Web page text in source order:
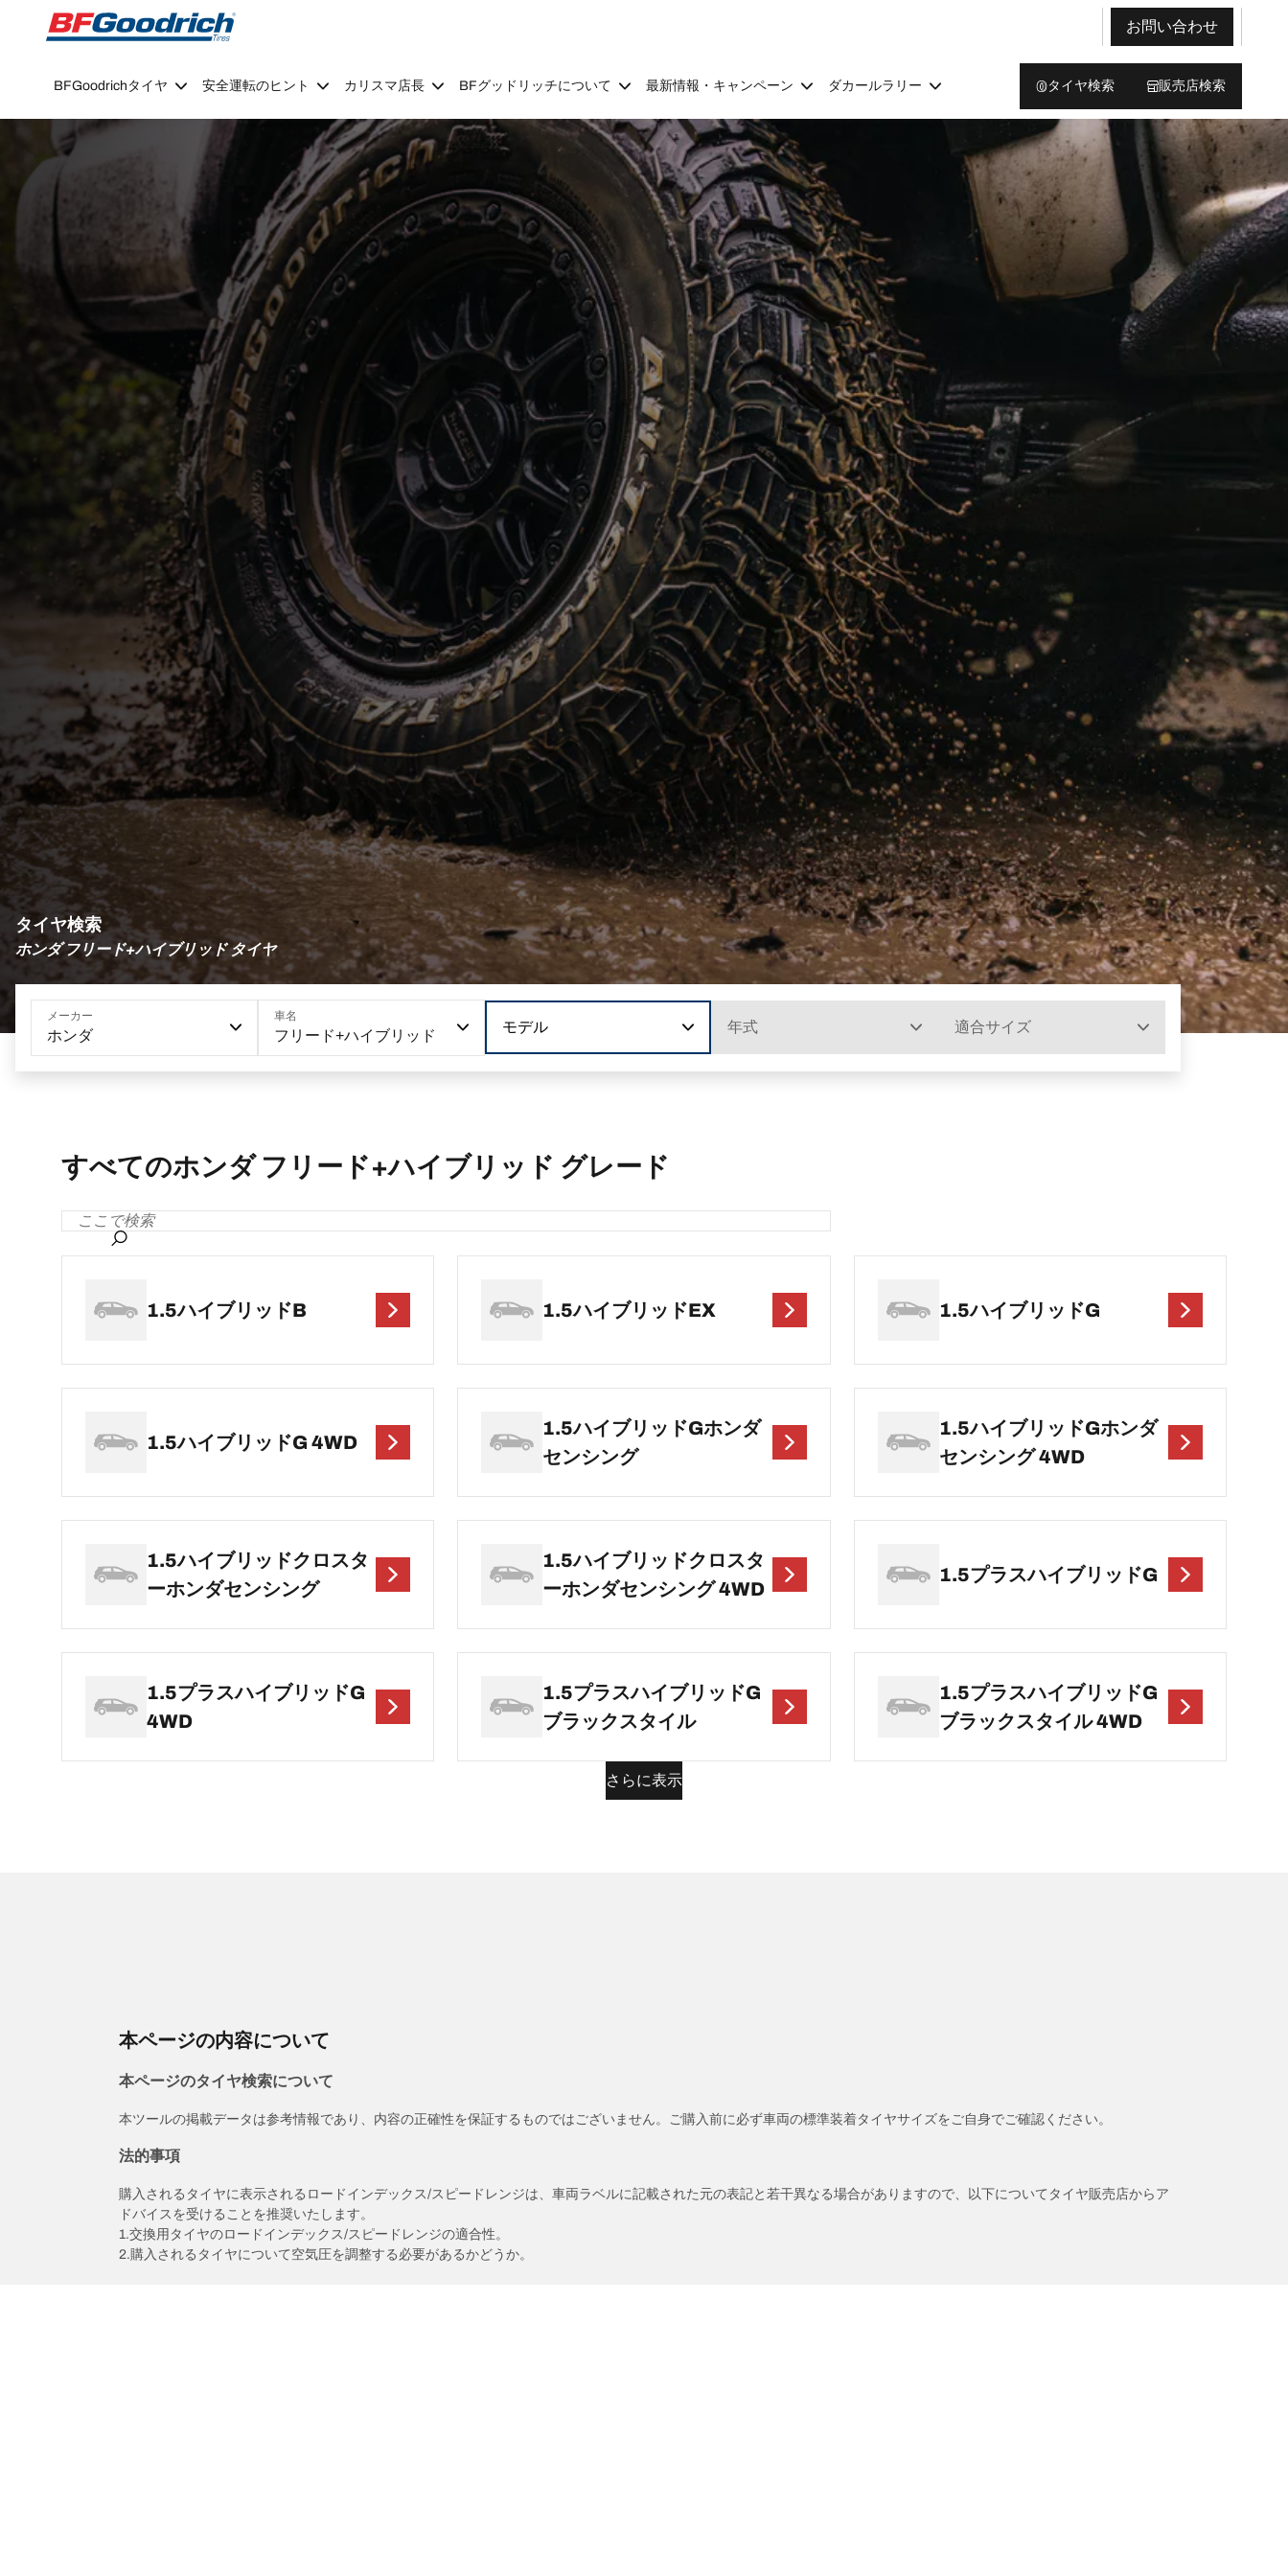
Go to page content
Go to page navigation
お問い合わせ
BFGoodrichタイヤ 安全運転のヒント カリスマ店長 BFグッドリッチについて 最新情報・キャンペーン ダカールラリー タイヤ検索 販売店検索
タイヤ検索
ホンダ フリード+ハイブリッド タイヤ
メーカー
ホンダ
車名
フリード+ハイブリッド
モデル 年式 適合サイズ
すべてのホンダ フリード+ハイブリッド グレード
1.5ハイブリッドB 1.5ハイブリッドEX 1.5ハイブリッドG
1.5ハイブリッドG 4WD
1.5ハイブリッドGホンダ
センシング
1.5ハイブリッドGホンダ
センシング 4WD
1.5ハイブリッドクロスタ
ーホンダセンシング
1.5ハイブリッドクロスタ
ーホンダセンシング 4WD
1.5プラスハイブリッドG
1.5プラスハイブリッドG
4WD
1.5プラスハイブリッドG
ブラックスタイル
1.5プラスハイブリッドG
ブラックスタイル 4WD
さらに表示
本ページの内容について
本ページのタイヤ検索について
本ツールの掲載データは参考情報であり、内容の正確性を保証するものではございません。ご購入前に必ず車両の標準装着タイヤサイズをご自身でご確認ください。
法的事項
購入されるタイヤに表示されるロードインデックス/スピードレンジは、車両ラベルに記載された元の表記と若干異なる場合がありますので、以下についてタイヤ販売店からア
ドバイスを受けることを推奨いたします。
1.交換用タイヤのロードインデックス/スピードレンジの適合性。
2.購入されるタイヤについて空気圧を調整する必要があるかどうか。